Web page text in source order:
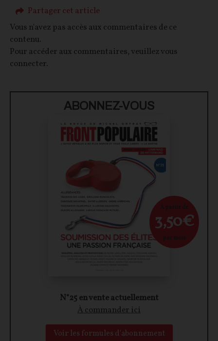
Partager cet article
Vous n'avez pas accès aux commentaires de ce
contenu.
Pour accéder aux commentaires, veuillez vous
connecter.
ABONNEZ-VOUS
N°25 en vente actuellement
À commander ici
Voir les formules d'abonnement
À partir de
3,50€
par mois